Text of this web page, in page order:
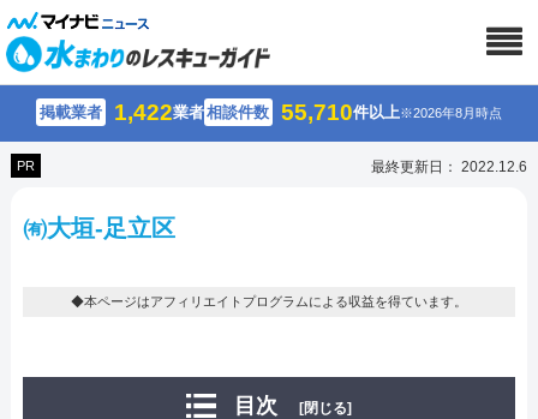
掲載業者 1,422業者相談件数 55,710件以上※2026年8月時点
PR 最終更新日： 2022.12.6
㈲大垣-足立区
◆本ページはアフィリエイトプログラムによる収益を得ています。
目次 [閉じる]